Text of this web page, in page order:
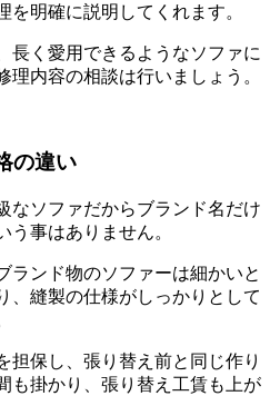
を明確に説明してくれます。
長く愛用できるようなソファに
内容の相談は行いましょう。
の違い
なソファだからブランド名だけ
う事はありません。
ランド物のソファーは細かいと
、縫製の仕様がしっかりとして
担保し、張り替え前と同じ作り
も掛かり、張り替え工賃も上が